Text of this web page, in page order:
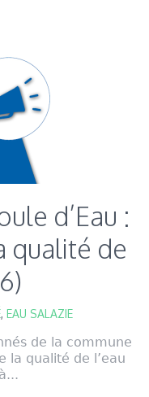
d’Eau :
qualité de
, EAU SALAZIE
de la commune
la qualité de l’eau